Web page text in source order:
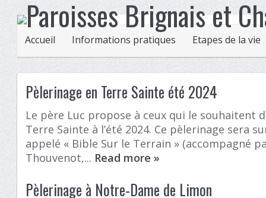
Accueil Informations pratiques Etapes de la vie
Pèlerinage en Terre Sainte été 2024
Le père Luc propose à ceux qui le souhaitent
Terre Sainte à l’été 2024. Ce pèlerinage sera
appelé « Bible Sur le Terrain » (accompagné
Thouvenot,... Read more»
Pèlerinage à Notre-Dame de Limon